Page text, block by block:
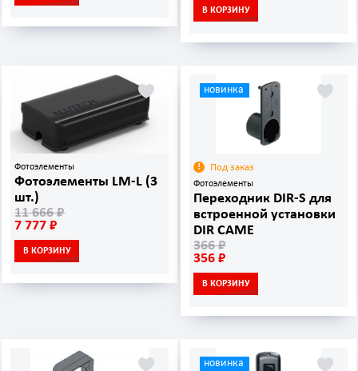
В КОРЗИНУ
Фотоэлементы
Фотоэлементы LM-L (3
шт.)
11 666 ₽
7 777 ₽
В КОРЗИНУ
новинка
Под заказ
Фотоэлементы
Переходник DIR-S для
встроенной установки
DIR CAME
366 ₽
356 ₽
В КОРЗИНУ
новинка